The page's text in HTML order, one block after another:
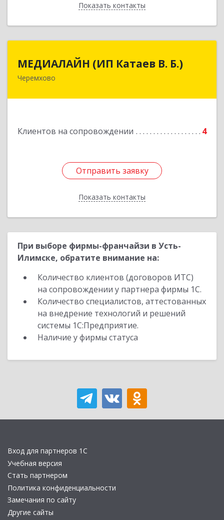
Показать контакты
Назад
МЕДИАЛАЙН (ИП Катаев В. Б.)
Черемхово
Клиентов на сопровождении 4
Отправить заявку
Показать контакты
МЕДИАЛАЙН (ИП Катаев В. Б.)
665413, Иркутская обл, Черемхово г, Ленина ул,
Отправить заявку
Назад
При выборе фирмы-франчайзи в Усть-
Илимске, обратите внимание на:
Количество клиентов (договоров ИТС)
на сопровождении у партнера фирмы 1С.
Количество специалистов, аттестованных
на внедрение технологий и решений
системы 1С:Предприятие.
Наличие у фирмы статуса
Вход для партнеров 1С
Учебная версия
Стать партнером
Политика конфиденциальности
Замечания по сайту
Другие сайты